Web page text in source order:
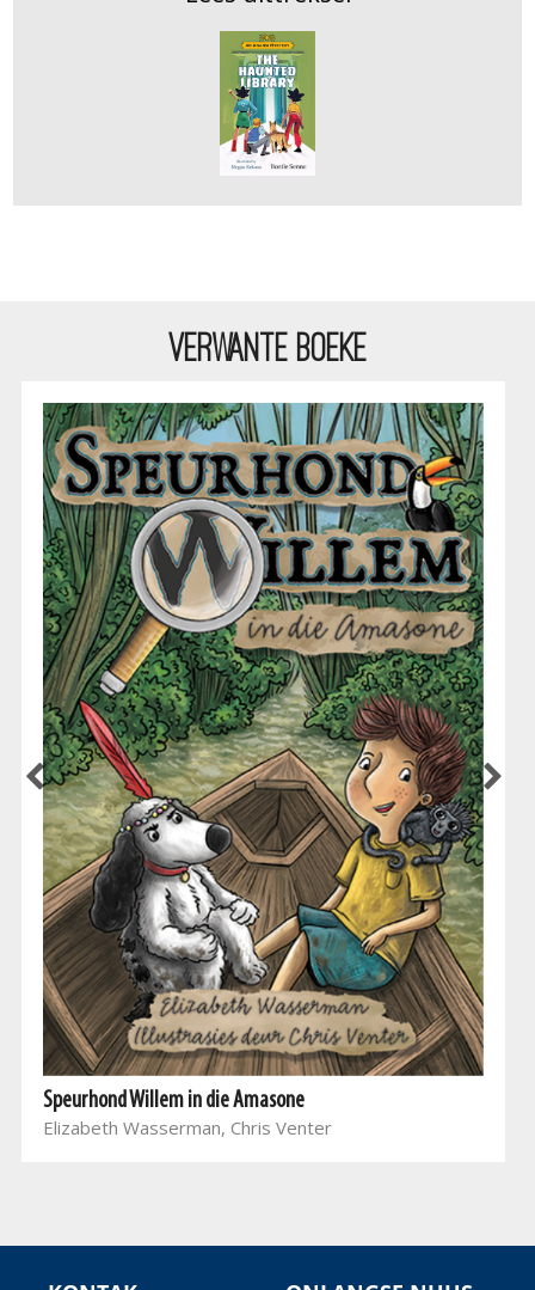
VERWANTE BOEKE
Speurhond Willem in die Amasone
Elizabeth Wasserman, Chris Venter